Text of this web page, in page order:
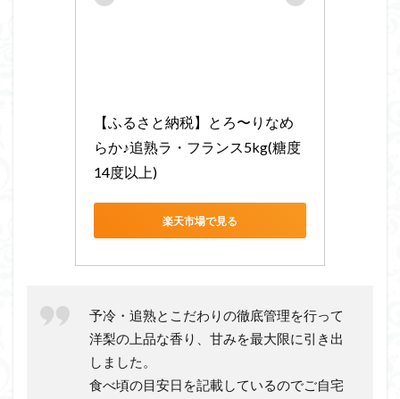
【ふるさと納税】とろ〜りなめ
らか♪追熟ラ・フランス5kg(糖度
14度以上)
楽天市場で見る
予冷・追熟とこだわりの徹底管理を行って
洋梨の上品な香り、甘みを最大限に引き出
しました。
食べ頃の目安日を記載しているのでご自宅